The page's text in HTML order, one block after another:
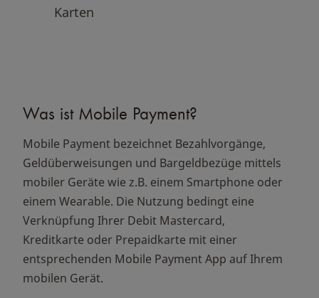
Karten
Was ist Mobile Payment?
Mobile Payment bezeichnet Bezahlvorgänge,
Geldüberweisungen und Bargeldbezüge mittels
mobiler Geräte wie z.B. einem Smartphone oder
einem Wearable. Die Nutzung bedingt eine
Verknüpfung Ihrer Debit Mastercard,
Kreditkarte oder Prepaidkarte mit einer
entsprechenden Mobile Payment App auf Ihrem
mobilen Gerät.